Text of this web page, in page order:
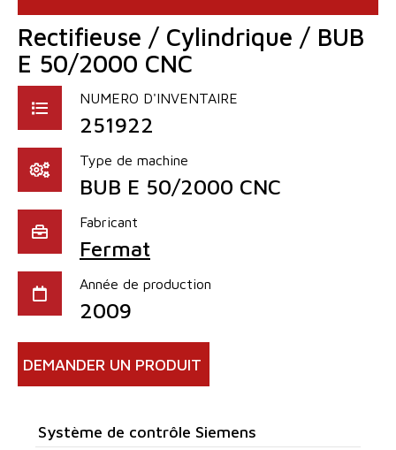
Rectifieuse / Cylindrique / BUB
E 50/2000 CNC
NUMERO D'INVENTAIRE
251922
Type de machine
BUB E 50/2000 CNC
Fabricant
Fermat
Année de production
2009
DEMANDER UN PRODUIT
Système de contrôle Siemens